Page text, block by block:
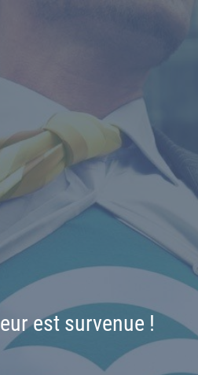
est survenue !